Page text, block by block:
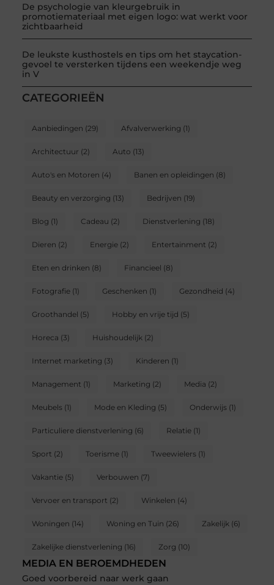
De psychologie van kleurgebruik in
promotiemateriaal met eigen logo: wat werkt voor
zichtbaarheid
De leukste kusthostels en tips om het staycation-
gevoel te versterken tijdens een weekendje weg
in V
CATEGORIEËN
Aanbiedingen (29) Afvalverwerking (1)
Architectuur (2) Auto (13)
Auto's en Motoren (4) Banen en opleidingen (8)
Beauty en verzorging (13) Bedrijven (19)
Blog (1) Cadeau (2) Dienstverlening (18)
Dieren (2) Energie(2) Entertainment (2)
Eten en drinken (8) Financieel (8)
Fotografie(1) Geschenken (1) Gezondheid (4)
Groothandel (5) Hobby en vrije tijd (5)
Horeca (3) Huishoudelijk (2)
Internet marketing (3) Kinderen (1)
Management (1) Marketing (2) Media (2)
Meubels(1) Mode en Kleding (5) Onderwijs(1)
Particuliere dienstverlening (6) Relatie(1)
Sport (2) Toerisme(1) Tweewielers(1)
Vakantie(5) Verbouwen (7)
Vervoer en transport (2) Winkelen (4)
Woningen (14) Woning en Tuin (26) Zakelijk (6)
Zakelijke dienstverlening (16) Zorg (10)
MEDIA EN BEROEMDHEDEN
Goed voorbereid naar werk gaan